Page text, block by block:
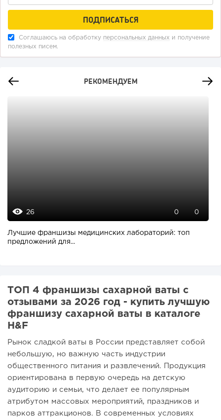
Соглашаюсь на обработку персональных данных и получение
полезных писем.
РЕКОМЕНДУЕМ
26 0 0
Лучшие франшизы медицинских лабораторий: топ
предложений для...
ТОП 4 франшизы сахарной ваты с
отзывами за 2026 год - купить лучшую
франшизу сахарной ваты в каталоге
H&F
Рынок сладкой ваты в России представляет собой
небольшую, но важную часть индустрии
общественного питания и развлечений. Продукция
ориентирована в первую очередь на детскую
аудиторию и семьи, что делает ее популярным
атрибутом массовых мероприятий, праздников и
парков аттракционов. В современных условиях